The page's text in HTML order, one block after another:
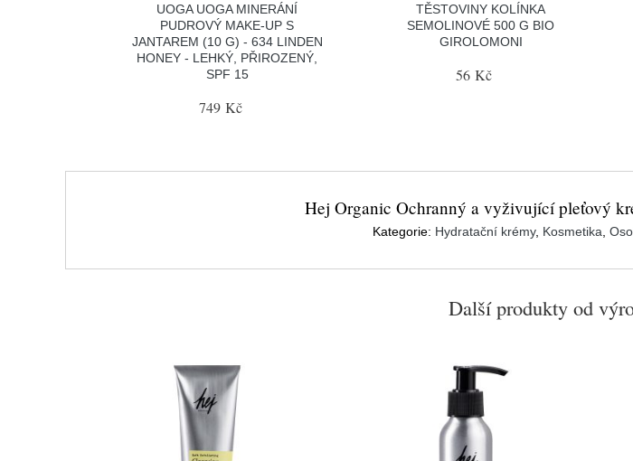
UOGA UOGA MINERÁNÍ
PUDROVÝ MAKE-UP S
JANTAREM (10 G) - 634 LINDEN
HONEY - LEHKÝ, PŘIROZENÝ,
SPF 15
749 Kč
TĚSTOVINY KOLÍNKA
SEMOLINOVÉ 500 G BIO
GIROLOMONI
56 Kč
Hej Organic Ochranný a vyživující pleťový
Kategorie: Hydratační krémy, Kosmetika
Další produkty od